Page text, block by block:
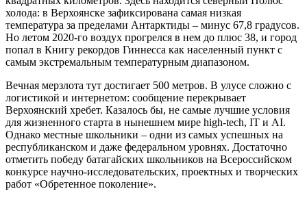
холода: в Верхоянске зафиксирована самая низкая
температура за пределами Антарктиды – минус 67,8 градусов.
Но летом 2020-го воздух прогрелся в нем до плюс 38, и город
попал в Книгу рекордов Гиннесса как населенный пункт с
самым экстремальным температурным диапазоном.
Вечная мерзлота тут достигает 500 метров. В улусе сложно с
логистикой и интернетом: сообщение перекрывает
Верхоянский хребет. Казалось бы, не самые лучшие условия
для жизненного старта в нынешнем мире high-tech, IT и AI.
Однако местные школьники – одни из самых успешных на
республиканском и даже федеральном уровнях. Достаточно
отметить победу батагайских школьников на Всероссийском
конкурсе научно-исследовательских, проектных и творческих
работ «Обретенное поколение».